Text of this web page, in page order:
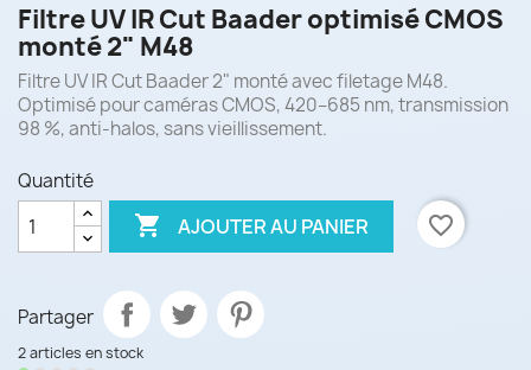
Filtre UV IR Cut Baader optimisé CMOS
monté 2" M48
Filtre UV IR Cut Baader 2" monté avec filetage M48.
Optimisé pour caméras CMOS, 420–685 nm, transmission
98 %, anti-halos, sans vieillissement.
Quantité
 AJOUTER AU PANIER favorite_border
Partager
2 articles en stock